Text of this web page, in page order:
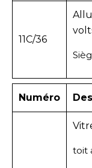
11C/36
Numéro
toit